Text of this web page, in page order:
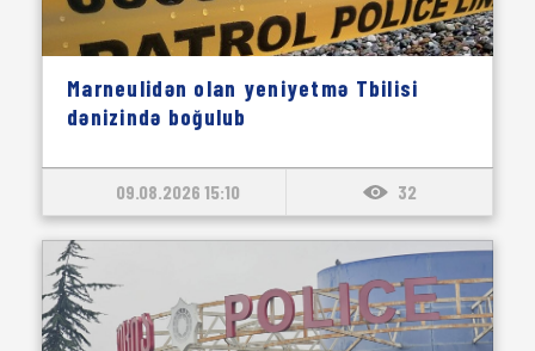
Marneulidən olan yeniyetmə Tbilisi
dənizində boğulub
09.08.2026 15:10 32